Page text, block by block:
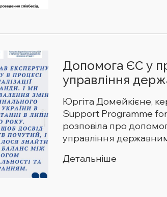
Допомога ЄС у
управління
Юргіта Домейкієне,
Support Programme
розповіла про
управління
Детальніше